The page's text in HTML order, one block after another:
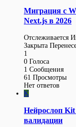
Миграция с
Next.js в 2026
Отслеживается
Закрыта
1
0 Голоса
1 Сообщения
61 Просмотры
Нет ответов
K
Нейрослоп
валидации